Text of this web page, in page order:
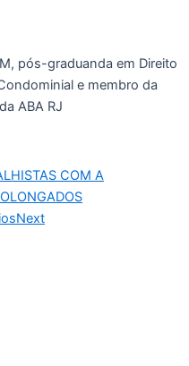
pós-graduanda em Direito
e membro da
ABA RJ
COM A
Next